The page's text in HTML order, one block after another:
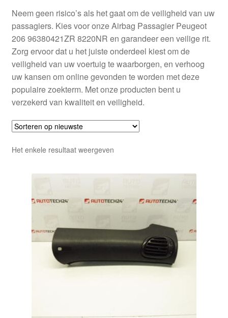
Winkelwagen
Neem geen risico’s als het gaat om de veiligheid van uw
passagiers. Kies voor onze Airbag Passagier Peugeot
206 96380421ZR 8220NR en garandeer een veilige rit.
Zorg ervoor dat u het juiste onderdeel kiest om de
veiligheid van uw voertuig te waarborgen, en verhoog
uw kansen om online gevonden te worden met deze
populaire zoekterm. Met onze producten bent u
verzekerd van kwaliteit en veiligheid.
Het enkele resultaat weergeven